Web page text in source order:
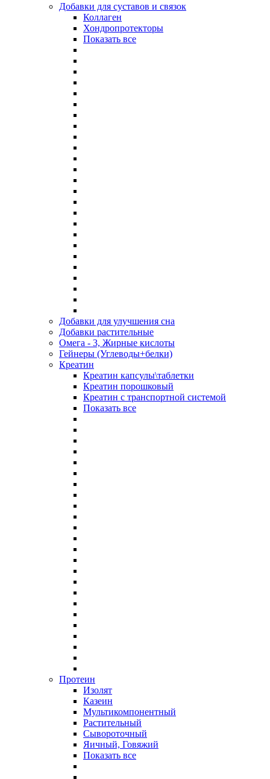
Добавки для суставов и связок
Коллаген
Хондропротекторы
Показать все
Добавки для улучшения сна
Добавки растительные
Омега - 3, Жирные кислоты
Гейнеры (Углеводы+белки)
Креатин
Креатин капсулы\таблетки
Креатин порошковый
Креатин с транспортной системой
Показать все
Протеин
Изолят
Казеин
Мультикомпонентный
Растительный
Сывороточный
Яичный, Говяжий
Показать все